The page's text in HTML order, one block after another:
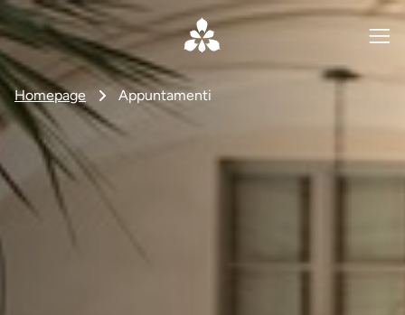
Homepage Appuntamenti